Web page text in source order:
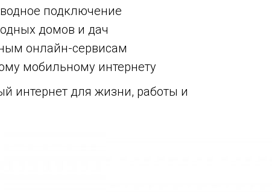
подключение
домов и дач
онлайн-сервисам
мобильному интернету
интернет для жизни, работы и